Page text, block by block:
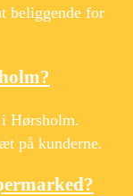
beliggende for
Hørsholm.
på kunderne.